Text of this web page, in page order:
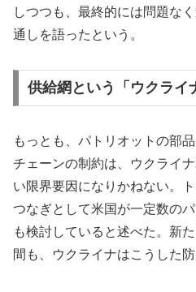
しつつも、最終的には問題な
通しを語ったという。
供給網という「ウクライ
もっとも、パトリオットの部
チェーンの制約は、ウクライ
い限界要因になりかねない。
つなぎとして米国が一定数の
も検討していると述べた。新
間も、ウクライナはこうした